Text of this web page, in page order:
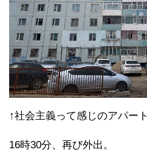
↑社会主義って感じのアパート
16時30分、再び外出。